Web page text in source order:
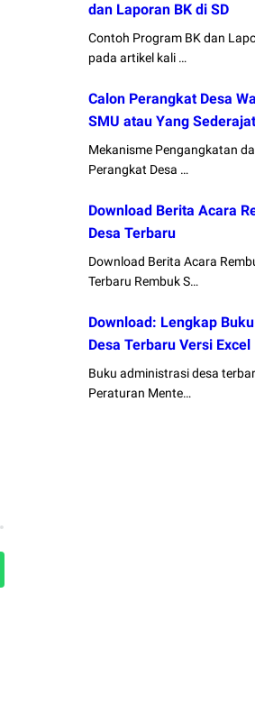
dan Laporan BK di SD
Contoh Program BK dan
pada artikel kali …
Calon Perangkat Desa
SMU atau Yang
Mekanisme Pengangkatan
Perangkat Desa …
Download Berita Acara
Desa Terbaru
Download Berita Acara
Terbaru Rembuk S…
Download: Lengkap
Desa Terbaru Versi Excel
Buku administrasi desa
Peraturan Mente…